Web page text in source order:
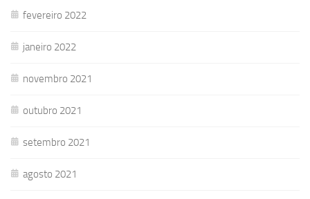
fevereiro 2022
janeiro 2022
novembro 2021
outubro 2021
setembro 2021
agosto 2021